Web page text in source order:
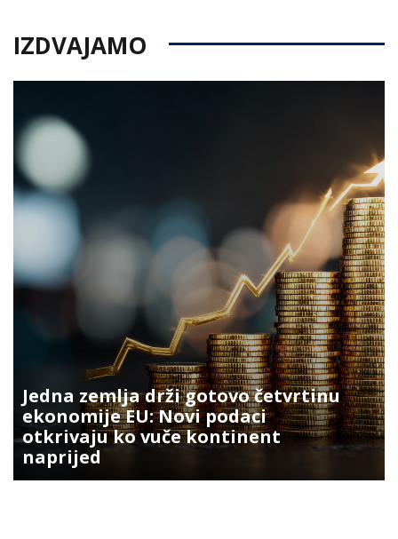
IZDVAJAMO
Jedna zemlja drži gotovo četvrtinu
ekonomije EU: Novi podaci
otkrivaju ko vuče kontinent
naprijed